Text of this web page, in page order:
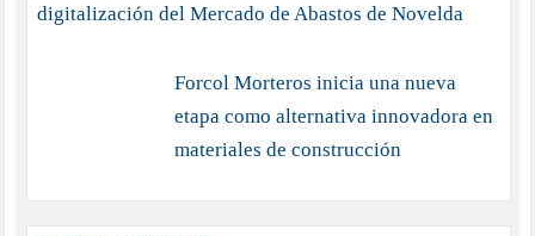
digitalización del Mercado de Abastos de Novelda
Forcol Morteros inicia una nueva
etapa como alternativa innovadora en
materiales de construcción